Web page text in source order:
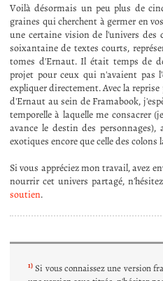
Voilà désormais un peu plus de
graines qui cherchent à germer en
une certaine vision de l'univers des
soixantaine de textes courts,
tomes d'Ernaut. Il était temps de
projet pour ceux qui n'avaient pas
expliquer directement. Avec la
d'Ernaut au sein de Framabook,
temporelle à laquelle me consacrer
avance le destin des
exotiques encore que celle des
Si vous appréciez mon travail, avez
nourrir cet univers partagé,
soutien.
1) Si vous connaissez une version